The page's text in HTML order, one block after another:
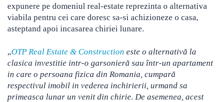
expunere pe domeniul real-estate reprezinta o alternativa
viabila pentru cei care doresc sa-si achizioneze o casa,
asteptand apoi incasarea chiriei lunare.
„OTP Real Estate & Construction este o alternativă la
clasica investitie intr-o garsonieră sau într-un apartament
in care o persoana fizica din Romania, cumpară
respectivul imobil in vederea inchirierii, urmand sa
primeasca lunar un venit din chirie. De asemenea, acest